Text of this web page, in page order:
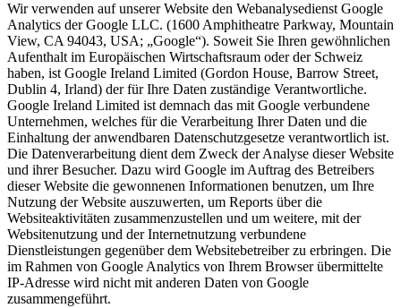
Wir verwenden auf unserer Website den Webanalysedienst Google
Analytics der Google LLC. (1600 Amphitheatre Parkway, Mountain
View, CA 94043, USA; „Google“). Soweit Sie Ihren gewöhnlichen
Aufenthalt im Europäischen Wirtschaftsraum oder der Schweiz
haben, ist Google Ireland Limited (Gordon House, Barrow Street,
Dublin 4, Irland) der für Ihre Daten zuständige Verantwortliche.
Google Ireland Limited ist demnach das mit Google verbundene
Unternehmen, welches für die Verarbeitung Ihrer Daten und die
Einhaltung der anwendbaren Datenschutzgesetze verantwortlich ist.
Die Datenverarbeitung dient dem Zweck der Analyse dieser Website
und ihrer Besucher. Dazu wird Google im Auftrag des Betreibers
dieser Website die gewonnenen Informationen benutzen, um Ihre
Nutzung der Website auszuwerten, um Reports über die
Websiteaktivitäten zusammenzustellen und um weitere, mit der
Websitenutzung und der Internetnutzung verbundene
Dienstleistungen gegenüber dem Websitebetreiber zu erbringen. Die
im Rahmen von Google Analytics von Ihrem Browser übermittelte
IP-Adresse wird nicht mit anderen Daten von Google
zusammengeführt.